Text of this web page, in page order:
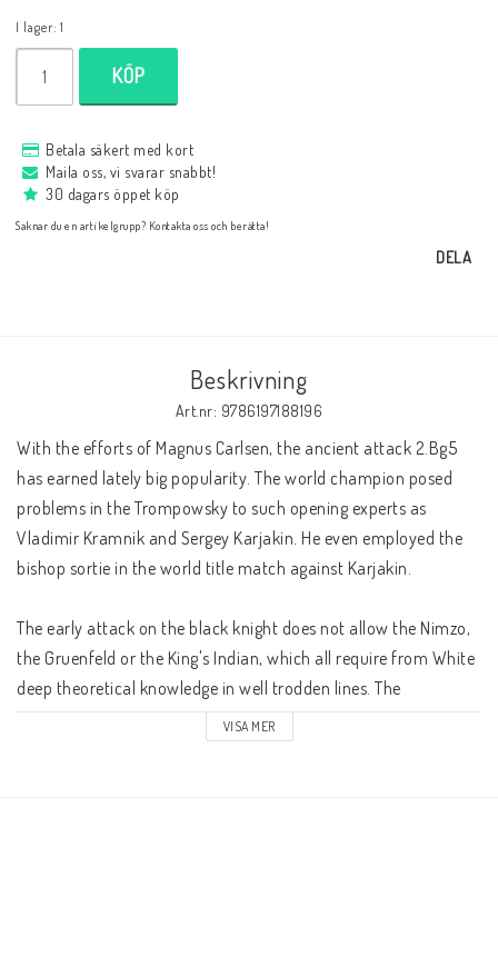
Databaser/Databasprogram
Övrigt
Schacklektioner
Ari gillar
Presentkort
Övriga schackböcker
I lager: 1
KÖP
Betala säkert med kort
Maila oss, vi svarar snabbt!
30 dagars öppet köp
Saknar du en artikelgrupp? Kontakta oss och berätta!
DELA
Beskrivning
Art.nr: 9786197188196
With the efforts of Magnus Carlsen, the ancient attack 2.Bg5
has earned lately big popularity. The world champion posed
problems in the Trompowsky to such opening experts as
Vladimir Kramnik and Sergey Karjakin. He even employed the
bishop sortie in the world title match against Karjakin.
The early attack on the black knight does not allow the Nimzo,
the Gruenfeld or the King's Indian, which all require from White
deep theoretical knowledge in well trodden lines. The
Trompowsky brings on the board fresh, creative and complex
VISA MER